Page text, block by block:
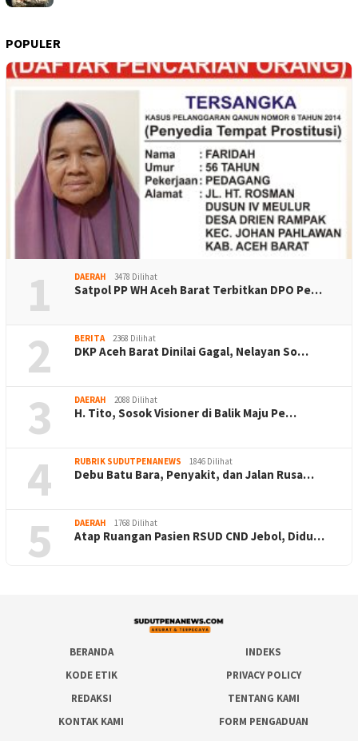
POPULER
1 DAERAH 3478 Dilihat
Satpol PP WH Aceh Barat Terbitkan DPO Pe…
2 BERITA 2368 Dilihat
DKP Aceh Barat Dinilai Gagal, Nelayan So…
3 DAERAH 2088 Dilihat
H. Tito, Sosok Visioner di Balik Maju Pe…
4 RUBRIK SUDUTPENANEWS 1846 Dilihat
Debu Batu Bara, Penyakit, dan Jalan Rusa…
5 DAERAH 1768 Dilihat
Atap Ruangan Pasien RSUD CND Jebol, Didu…
BERANDA
INDEKS
KODE ETIK
PRIVACY POLICY
REDAKSI
TENTANG KAMI
KONTAK KAMI
FORM PENGADUAN